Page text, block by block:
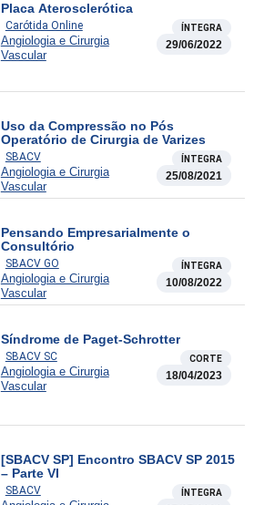
Placa Aterosclerótica
Carótida Online ÍNTEGRA
Angiologia e Cirurgia
Vascular
29/06/2022
Uso da Compressão no Pós
Operatório de Cirurgia de Varizes
SBACV ÍNTEGRA
Angiologia e Cirurgia
Vascular
25/08/2021
Pensando Empresarialmente o
Consultório
SBACV GO ÍNTEGRA
Angiologia e Cirurgia
Vascular
10/08/2022
Síndrome de Paget-Schrotter
SBACV SC CORTE
Angiologia e Cirurgia
Vascular
18/04/2023
[SBACV SP] Encontro SBACV SP 2015
– Parte VI
SBACV ÍNTEGRA